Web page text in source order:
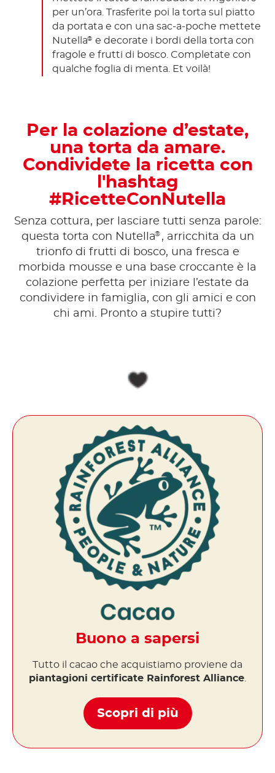
per un’ora. Trasferite poi la torta sul piatto
da portata e con una sac-a-poche mettete
Nutella® e decorate i bordi della torta con
fragole e frutti di bosco. Completate con
qualche foglia di menta. Et voilà!
Per la colazione d’estate,
una torta da amare.
Condividete la ricetta con
l'hashtag
#RicetteConNutella
Senza cottura, per lasciare tutti senza parole:
questa torta con Nutella® , arricchita da un
trionfo di frutti di bosco, una fresca e
morbida mousse e una base croccante è la
colazione perfetta per iniziare l’estate da
condividere in famiglia, con gli amici e con
chi ami. Pronto a stupire tutti?
Buono a sapersi
Tutto il cacao che acquistiamo proviene da
piantagioni certificate Rainforest Alliance.
Scopri di più